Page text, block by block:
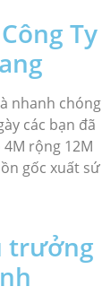
Ty
nhanh chóng
các bạn đã
rộng 12M
gốc xuất sứ
trưởng